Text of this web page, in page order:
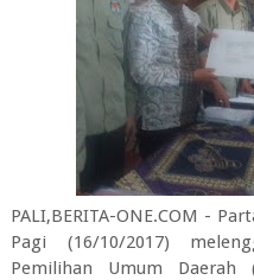
PALI,BERITA-ONE.COM -
Pagi (16/10/2017)
Pemilihan Umum Daerah